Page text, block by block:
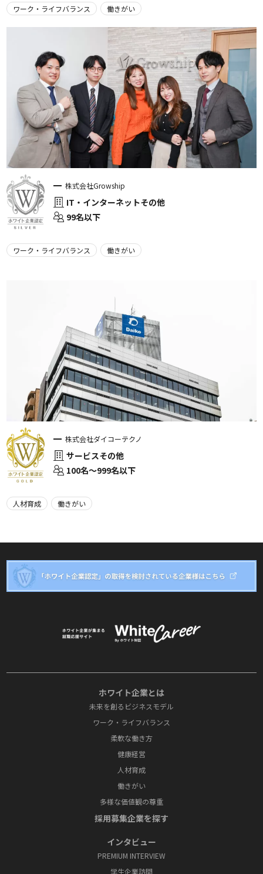
ワーク・ライフバランス 働きがい
株式会社Growship
IT・インターネットその他
99名以下
ワーク・ライフバランス 働きがい
株式会社ダイコーテクノ
サービスその他
100名〜999名以下
人材育成 働きがい
ホワイト企業とは
未来を創るビジネスモデル
ワーク・ライフバランス
柔軟な働き方
健康経営
人材育成
働きがい
多様な価値観の尊重
採⽤募集企業を探す
インタビュー
PREMIUM INTERVIEW
学⽣企業訪問